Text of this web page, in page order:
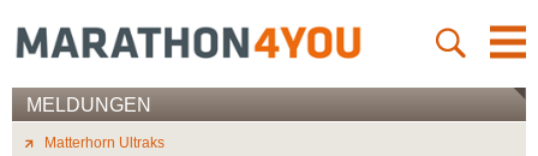
MELDUNGEN
Matterhorn Ultraks